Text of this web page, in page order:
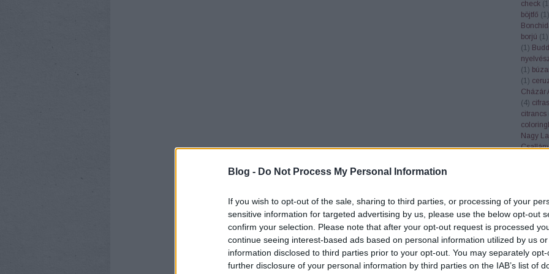
Blog - Do Not Process My Personal Information
If you wish to opt-out of the sale, sharing to third parties, or processing of your
sensitive information for targeted advertising by us, please use the below opt-out
confirm your selection. Please note that after your opt-out request is processed
continue seeing interest-based ads based on personal information utilized by us
information disclosed to third parties prior to your opt-out. You may separately
further disclosure of your personal information by third parties on the IAB’s list of
check (1
böjtfő (1)
borjú (1)
(1)
(1)
(1)
Cházár
(4)
citrancs
Nagy
csiperke
Csúcs
Győző